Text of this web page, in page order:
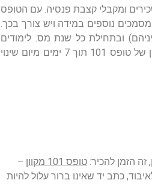
ומקבלי קצבת פנסיה. עם הטופס
נוספים במידה ויש צורך בכך.
מביניהם) ובתחילת כל שנת מס. לימודים
אקדמיים, נישואין, לידה, שינוי כתובת, מקור הכנסה נוסף או נסיבות שונות בהן יש צורך לעדכן את פרטיו של העובד, מצריכות עדכון של טופס 101 תוך 7 ימים מיום שינוי
זה הזמן להכיר: טופס 101 מקוון
–
כתב יד שאינו ברור עלול להיות